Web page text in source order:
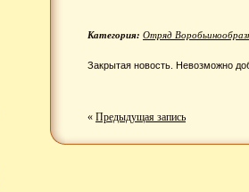
Категория: Отряд
Закрытая новость. Невозможно
« Предыдущая запись